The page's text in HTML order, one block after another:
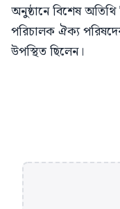
অনুষ্ঠানে বিশেষ অতিথি
পরিচালক ঐক্য
উপস্থিত ছিলেন।